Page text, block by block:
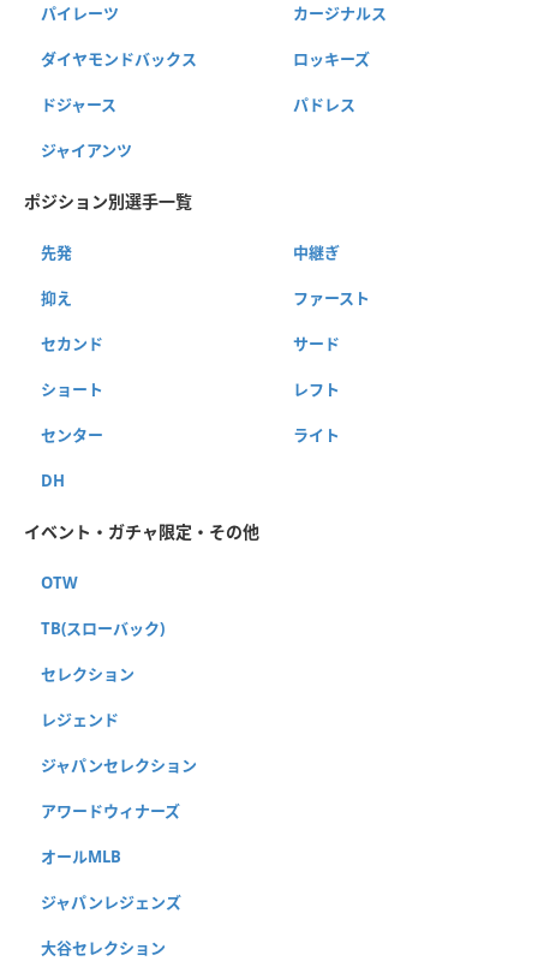
パイレーツ カージナルス
ダイヤモンドバックス ロッキーズ
ドジャース パドレス
ジャイアンツ
ポジション別選手一覧
先発 中継ぎ
抑え ファースト
セカンド サード
ショート レフト
センター ライト
DH
イベント・ガチャ限定・その他
OTW
TB(スローバック)
セレクション
レジェンド
ジャパンセレクション
アワードウィナーズ
オールMLB
ジャパンレジェンズ
大谷セレクション